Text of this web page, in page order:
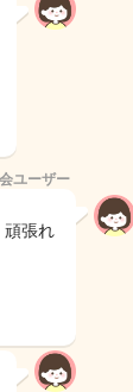
ユーザー
頑張れ